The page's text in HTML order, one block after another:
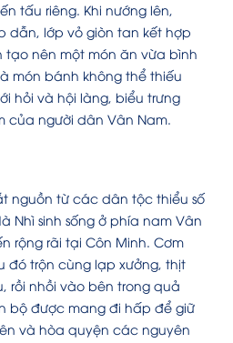
tấu riêng. Khi nướng lên,
dẫn, lớp vỏ giòn tan kết hợp
nên một món ăn vừa bình
món bánh không thể thiếu
hỏi và hội làng, biểu trưng
của người dân Vân Nam.
nguồn từ các dân tộc thiểu số
Nhì sinh sống ở phía nam Vân
rộng rãi tại Côn Minh. Cơm
đó trộn cùng lạp xưởng, thịt
rồi nhồi vào bên trong quả
bộ được mang đi hấp để giữ
và hòa quyện các nguyên